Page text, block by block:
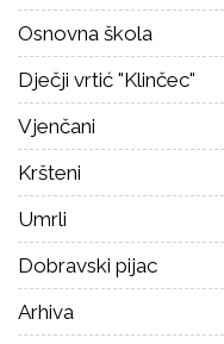
Osnovna škola
Dječji vrtić "Klinčec"
Vjenčani
Kršteni
Umrli
Dobravski pijac
Arhiva